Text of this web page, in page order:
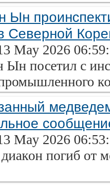
Ын
Северной
May 2026
посетил с
May 2026
погиб от